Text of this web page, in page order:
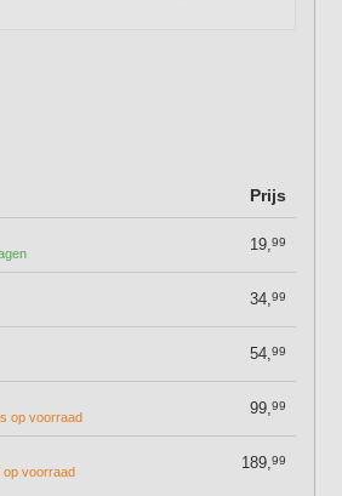
Prijs
19,99
34,99
54,99
op voorraad 99,99
op voorraad 189,99